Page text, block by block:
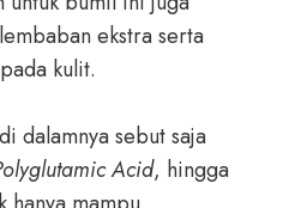
ekstra serta
kulit.
dalamnya sebut saja
Acid, hingga